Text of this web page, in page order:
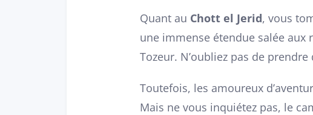
Quant au Chott el Jerid, vous
une immense étendue salée aux
Tozeur. N’oubliez pas de
Toutefois, les amoureux
Mais ne vous inquiétez pas, le